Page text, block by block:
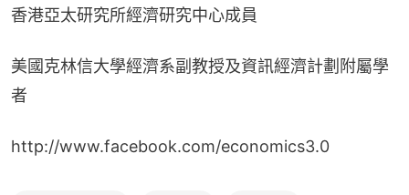
香港亞太研究所經濟研究中心成員
美國克林信大學經濟系副教授及資訊經濟計劃附屬學
者
http://www.facebook.com/economics3.0​